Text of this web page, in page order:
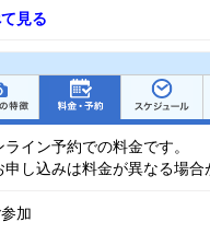
見る
イン予約での料金です。
し込みは料金が異なる場合
加